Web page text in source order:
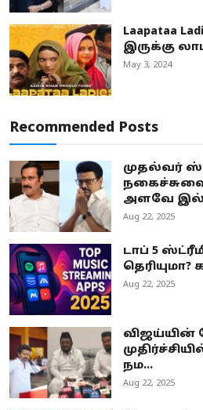
Laapataa
இருக்கு
May 3, 2024
Recommended Posts
முதல்வர்
அளவே
Aug 22, 2025
டாப் 5
Aug 22, 2025
விஜய்யின்
நம...
Aug 22, 2025